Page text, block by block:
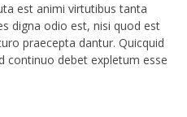
est animi virtutibus tanta
digna odio est, nisi quod est
praecepta dantur. Quicquid
continuo debet expletum esse